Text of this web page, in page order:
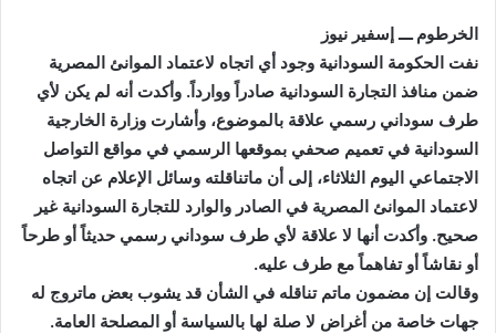
الخرطوم ـــ إسفير نيوز
نفت الحكومة السودانية وجود أي اتجاه لاعتماد الموانئ المصرية
ضمن منافذ التجارة السودانية صادراً ووارداً. وأكدت أنه لم يكن لأي
طرف سوداني رسمي علاقة بالموضوع، وأشارت وزارة الخارجية
السودانية في تعميم صحفي بموقعها الرسمي في مواقع التواصل
الاجتماعي اليوم الثلاثاء، إلى أن ماتناقلته وسائل الإعلام عن اتجاه
لاعتماد الموانئ المصرية في الصادر والوارد للتجارة السودانية غير
صحيح. وأكدت أنها لا علاقة لأي طرف سوداني رسمي حديثاً أو طرحاً
أو نقاشاً أو تفاهماً مع طرف عليه.
وقالت إن مضمون ماتم تناقله في الشأن قد يشوب بعض ماتروج له
جهات خاصة من أغراض لا صلة لها بالسياسة أو المصلحة العامة.